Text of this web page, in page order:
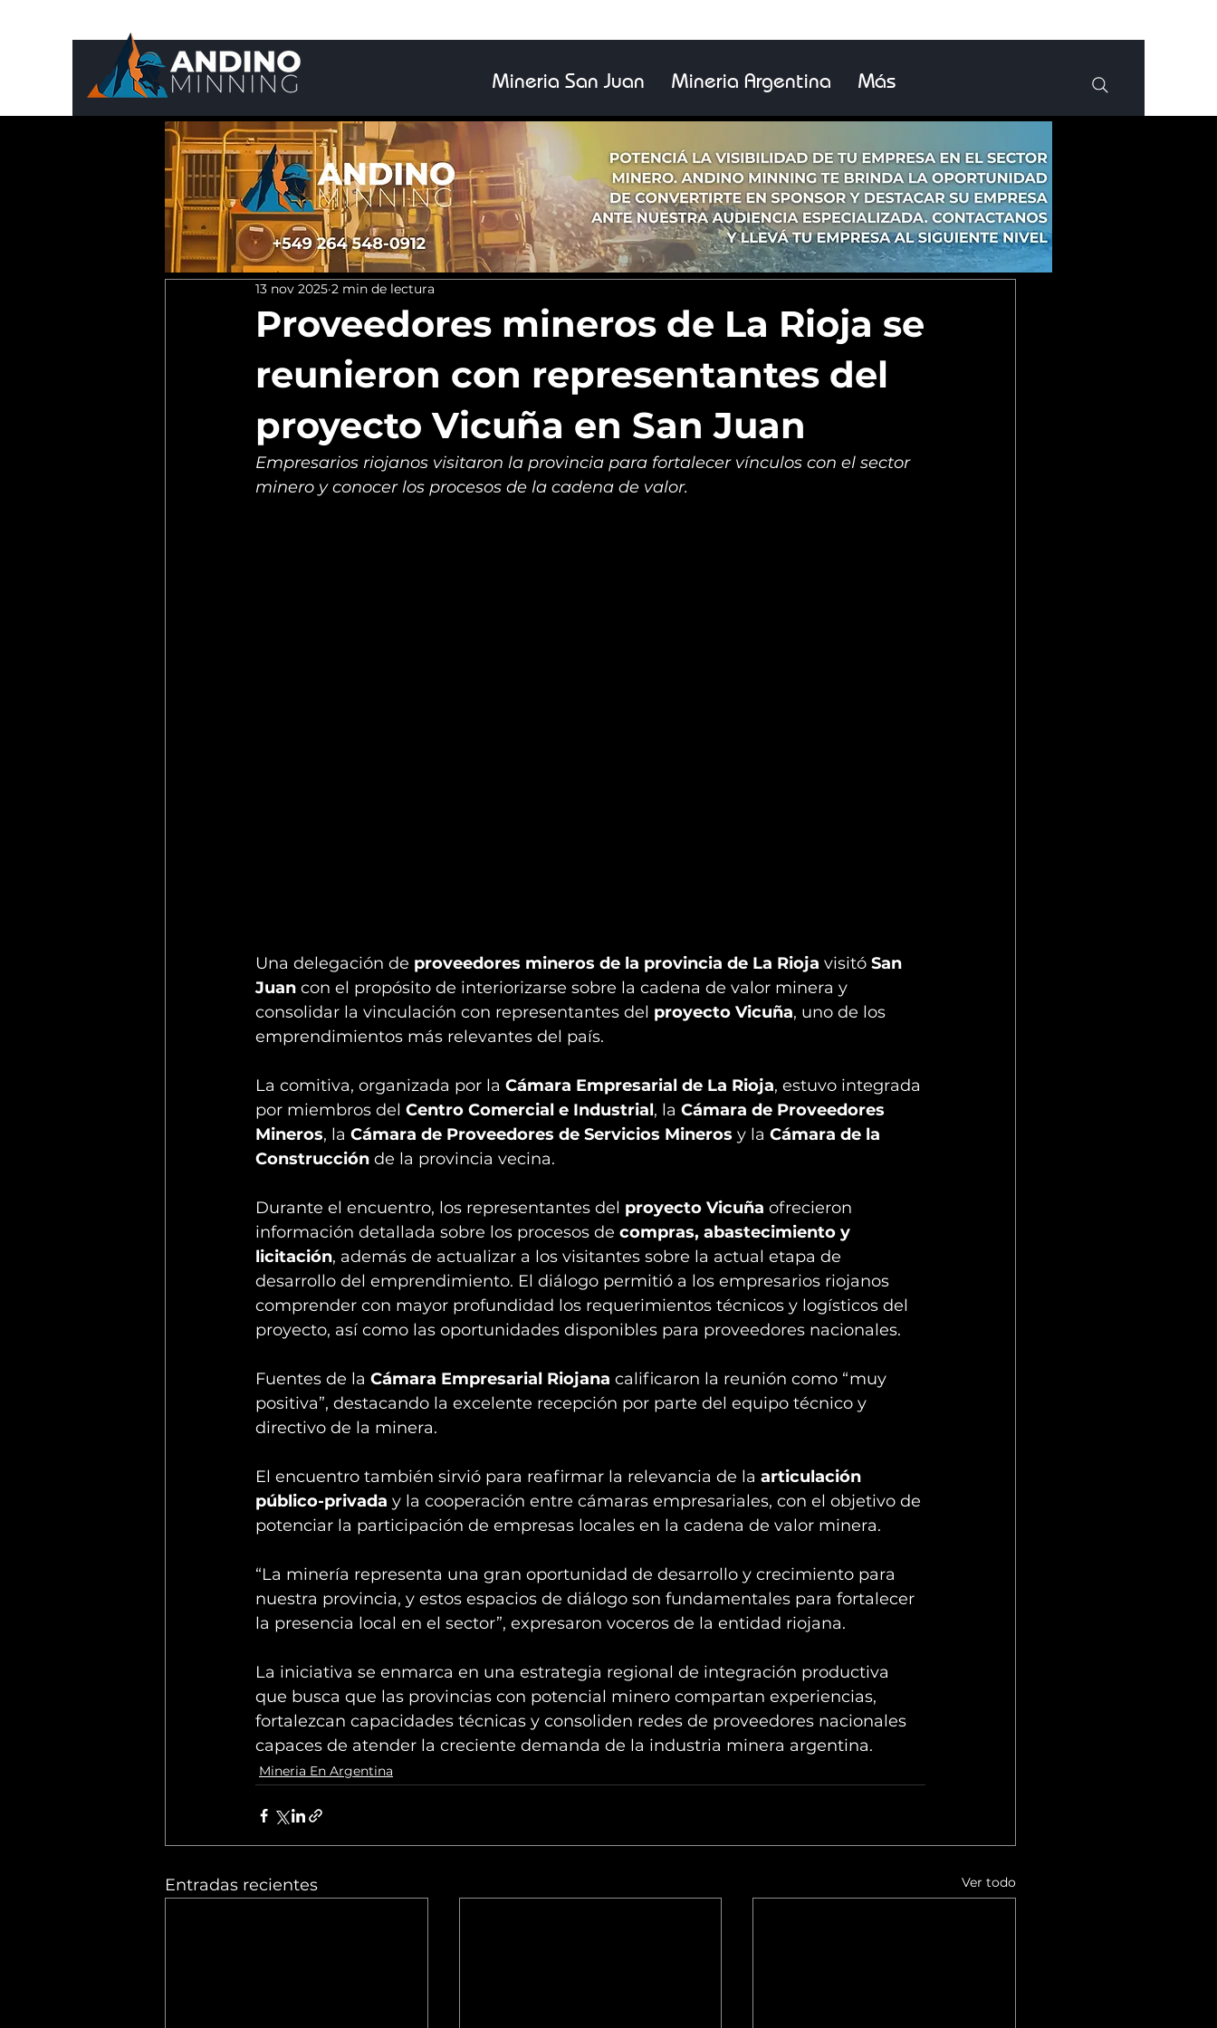
Mineria San Juan Mineria Argentina Más
Proveedores mineros de La Rioja se
reunieron con representantes del
proyecto Vicuña en San Juan
13 nov 2025 2 min de lectura
Empresarios riojanos visitaron la provincia para fortalecer vínculos con el sector
minero y conocer los procesos de la cadena de valor.
Una delegación de proveedores mineros de la provincia de La Rioja visitó San
Juan con el propósito de interiorizarse sobre la cadena de valor minera y
consolidar la vinculación con representantes del proyecto Vicuña, uno de los
emprendimientos más relevantes del país.
La comitiva, organizada por la Cámara Empresarial de La Rioja, estuvo integrada
por miembros del Centro Comercial e Industrial, la Cámara de Proveedores
Mineros, la Cámara de Proveedores de Servicios Mineros y la Cámara de la
Construcción de la provincia vecina.
Durante el encuentro, los representantes del proyecto Vicuña ofrecieron
información detallada sobre los procesos de compras, abastecimiento y
licitación, además de actualizar a los visitantes sobre la actual etapa de
desarrollo del emprendimiento. El diálogo permitió a los empresarios riojanos
comprender con mayor profundidad los requerimientos técnicos y logísticos del
proyecto, así como las oportunidades disponibles para proveedores nacionales.
Fuentes de la Cámara Empresarial Riojana calificaron la reunión como “muy
positiva”, destacando la excelente recepción por parte del equipo técnico y
directivo de la minera.
El encuentro también sirvió para reafirmar la relevancia de la articulación
público-privada y la cooperación entre cámaras empresariales, con el objetivo de
potenciar la participación de empresas locales en la cadena de valor minera.
“La minería representa una gran oportunidad de desarrollo y crecimiento para
nuestra provincia, y estos espacios de diálogo son fundamentales para fortalecer
la presencia local en el sector”, expresaron voceros de la entidad riojana.
La iniciativa se enmarca en una estrategia regional de integración productiva
que busca que las provincias con potencial minero compartan experiencias,
fortalezcan capacidades técnicas y consoliden redes de proveedores nacionales
capaces de atender la creciente demanda de la industria minera argentina.
Mineria En Argentina
Entradas recientes Ver todo